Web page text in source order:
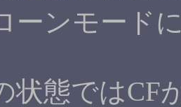
ーンモード
状態ではCF